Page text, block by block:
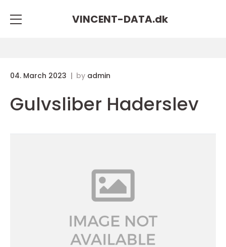
VINCENT-DATA.dk
04. March 2023 by admin
Gulvsliber Haderslev